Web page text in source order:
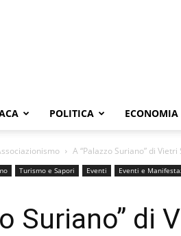
POLITICA ECONOMIA
A “Palazzo Suriano” di
Turismo e Sapori Eventi Eventi e
Suriano” di